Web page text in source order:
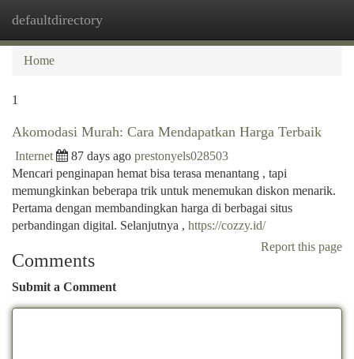
defaultdirectory
Home
1
Akomodasi Murah: Cara Mendapatkan Harga Terbaik
Internet 87 days ago prestonyels028503
Mencari penginapan hemat bisa terasa menantang , tapi
memungkinkan beberapa trik untuk menemukan diskon menarik.
Pertama dengan membandingkan harga di berbagai situs
perbandingan digital. Selanjutnya , https://cozzy.id/
Report this page
Comments
Submit a Comment